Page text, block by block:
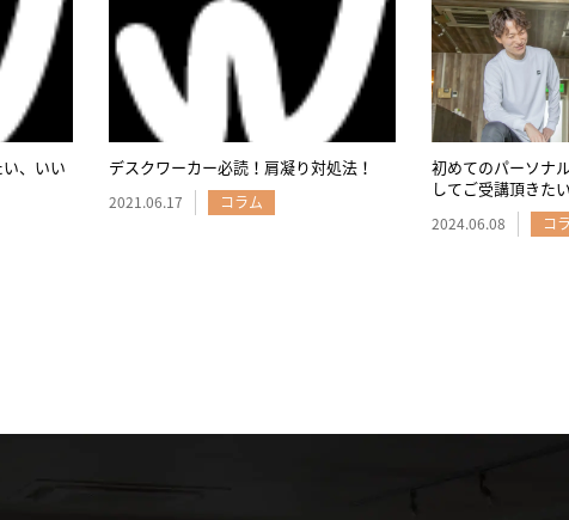
、いい
デスクワーカー必読！肩凝り対処法！
2021.06.17 コラム
初めてのパーソナ
してご受講頂きた
ナー前原優人の想
2024.06.08 コ